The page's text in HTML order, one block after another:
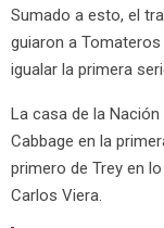
Sumado a esto, el
guiaron a
igualar la primera
La casa de la
Cabbage en la
primero de Trey en
Carlos Viera.